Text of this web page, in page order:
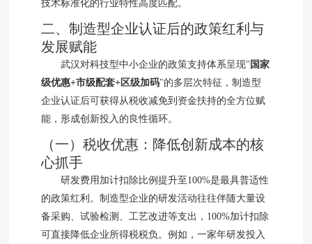
技术标准化的行业特性高度匹配。
二、制造型企业认证后的政策红利与
发展赋能
武汉对科技型中小企业的政策支持体系呈现" 国家
级优惠+市级配套+区级加码"的多层次特征，制造型
企业认证后可获得从税收减免到资金扶持的全方位赋
能，形成创新投入的良性循环。
（一）税收优惠：降低创新成本的核
心抓手
研发费用加计扣除比例提升至100%是最具普适性
的政策红利。制造型企业的研发活动往往伴随大量设
备采购、试验检测、工艺改进等支出，100%加计扣除
可直接降低企业所得税税负。例如，一家年研发投入